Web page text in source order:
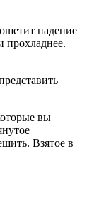
падение
прохладнее.
вы
Взятое в